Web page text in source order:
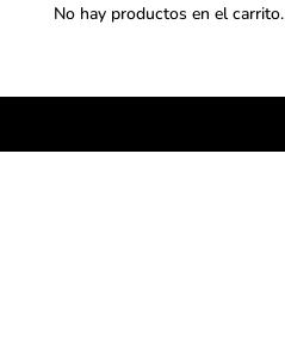
No hay productos en el carrito.